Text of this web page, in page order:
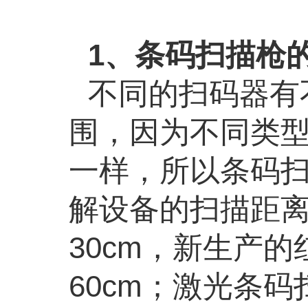
1、条码扫描枪
不同的扫码器
围，因为不同类
一样，所以条码
解设备的扫描距
30cm，新生产的
60cm；激光条码